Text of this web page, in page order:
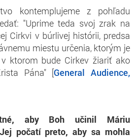
kontemplujeme z pohľadu
"Uprime teda svoj zrak na
Cirkvi v búrlivej histórii, predsa
miestu určenia, ktorým je
ktorom bude Cirkev žiariť ako
Pána" [General Audience,
aby Boh učinil Máriu
počatí preto, aby sa mohla